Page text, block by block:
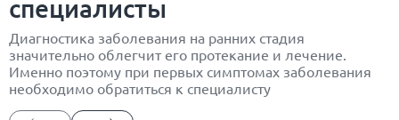
специалисты
Диагностика заболевания на ранних стадия
значительно облегчит его протекание и лечение.
Именно поэтому при первых симптомах заболевания
необходимо обратиться к специалисту